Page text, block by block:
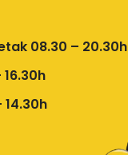
08.30 – 20.30h
14.30h